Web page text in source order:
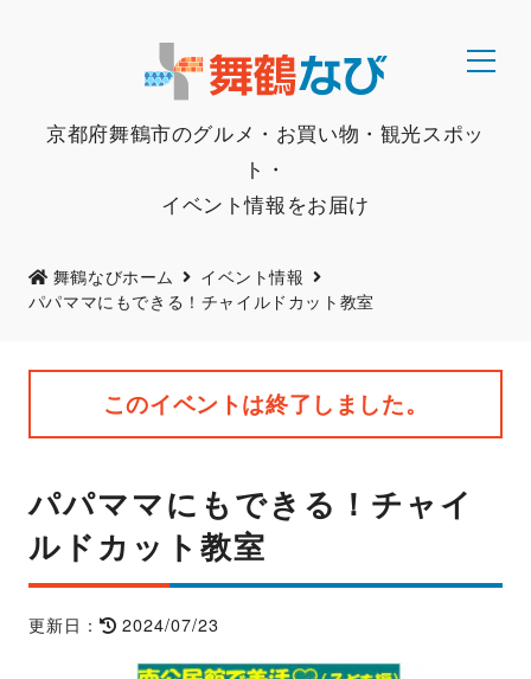
京都府舞鶴市のグルメ・お買い物・観光スポッ
ト・
イベント情報をお届け
舞鶴なびホーム
イベント情報
パパママにもできる！チャイルドカット教室
このイベントは終了しました。
パパママにもできる！チャイ
ルドカット教室
更新日： 2024/07/23